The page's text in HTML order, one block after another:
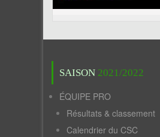
SAISON 2021/2022
ÉQUIPE PRO
Résultats & classement
Calendrier du CSC